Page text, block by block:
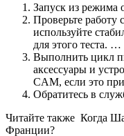
Запуск из
Проверьте работу
используйте
для этого теста. …
Выполнить цикл
аксессуары и
CAM, если это
Обратитесь в
Читайте также Когда
Франции?